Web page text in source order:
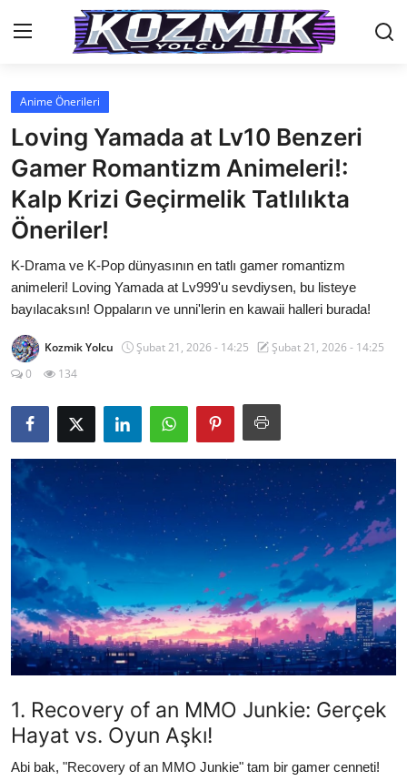
Anasayfa
İletişim
Genel
Anime Önerileri
Kore Dünyası
Anime Karakterleri
Anime
Testler
Anime Önerileri
Loving Yamada at Lv10 Benzeri
Gamer Romantizm Animeleri!:
Kalp Krizi Geçirmelik Tatlılıkta
Öneriler!
K-Drama ve K-Pop dünyasının en tatlı gamer romantizm
animeleri! Loving Yamada at Lv999'u sevdiysen, bu listeye
bayılacaksın! Oppaların ve unni'lerin en kawaii halleri burada!
Kozmik Yolcu Şubat 21, 2026 - 14:25
Şubat 21, 2026 - 14:25
0
134
1. Recovery of an MMO Junkie: Gerçek
Hayat vs. Oyun Aşkı!
Abi bak, "Recovery of an MMO Junkie" tam bir gamer cenneti!